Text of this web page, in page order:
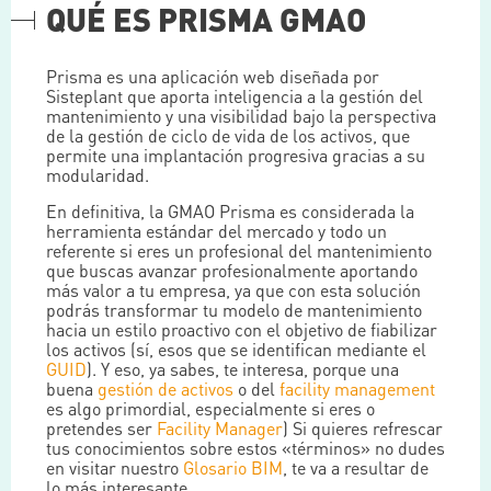
QUÉ ES PRISMA GMAO
Prisma es una aplicación web diseñada por
Sisteplant que aporta inteligencia a la gestión del
mantenimiento y una visibilidad bajo la perspectiva
de la gestión de ciclo de vida de los activos, que
permite una implantación progresiva gracias a su
modularidad.
En definitiva, la GMAO Prisma es considerada la
herramienta estándar del mercado y todo un
referente si eres un profesional del mantenimiento
que buscas avanzar profesionalmente aportando
más valor a tu empresa, ya que con esta solución
podrás transformar tu modelo de mantenimiento
hacia un estilo proactivo con el objetivo de fiabilizar
los activos (sí, esos que se identifican mediante el
GUID). Y eso, ya sabes, te interesa, porque una
buena gestión de activos o del facility management
es algo primordial, especialmente si eres o
pretendes ser Facility Manager) Si quieres refrescar
tus conocimientos sobre estos «términos» no dudes
en visitar nuestro Glosario BIM , te va a resultar de